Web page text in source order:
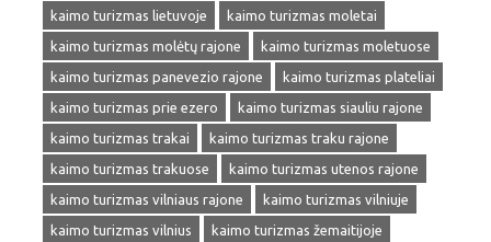
kaimo turizmas lietuvoje
kaimo turizmas moletai
kaimo turizmas molėtų rajone
kaimo turizmas moletuose
kaimo turizmas panevezio rajone
kaimo turizmas plateliai
kaimo turizmas prie ezero
kaimo turizmas siauliu rajone
kaimo turizmas trakai
kaimo turizmas traku rajone
kaimo turizmas trakuose
kaimo turizmas utenos rajone
kaimo turizmas vilniaus rajone
kaimo turizmas vilniuje
kaimo turizmas vilnius
kaimo turizmas žemaitijoje